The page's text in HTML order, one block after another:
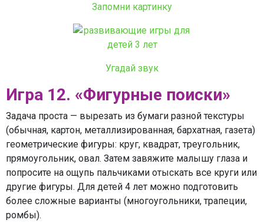
Запомни картинку
Угадай звук
Игра 12. «Фигурные поиски»
Задача проста — вырезать из бумаги разной текстуры
(обычная, картон, металлизированная, бархатная, газета)
геометрические фигуры: круг, квадрат, треугольник,
прямоугольник, овал. Затем завяжите малышу глаза и
попросите на ощупь пальчиками отыскать все круги или
другие фигуры. Для детей 4 лет можно подготовить
более сложные варианты (многоугольники, трапеции,
ромбы).